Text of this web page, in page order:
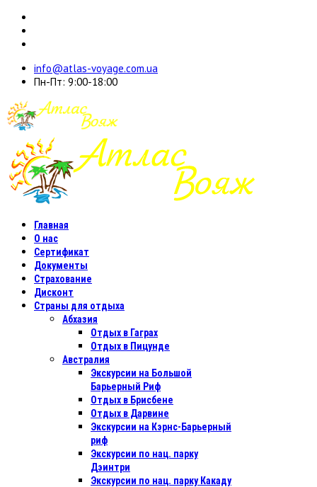
info@atlas-voyage.com.ua
Пн-Пт: 9:00-18:00
Главная
О нас
Сертификат
Документы
Страхование
Дисконт
Страны для отдыха
Абхазия
Отдых в Гаграх
Отдых в Пицунде
Австралия
Экскурсии на Большой
Барьерный Риф
Отдых в Бриcбене
Отдых в Дарвине
Экскурсии на Кэрнс-Барьерный
риф
Экскурсии по нац. парку
Дэинтри
Экскурсии по нац. парку Какаду